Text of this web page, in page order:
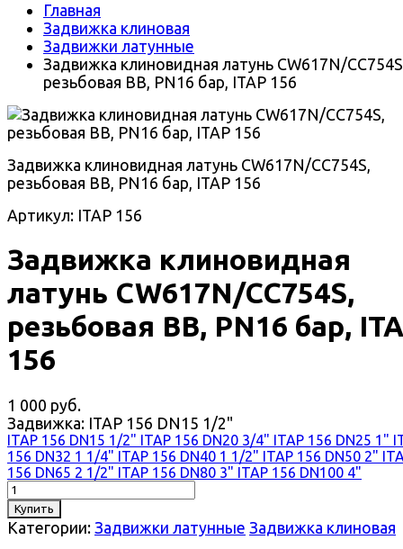
Главная
Задвижка клиновая
Задвижки латунные
Задвижка клиновидная латунь CW617N/
резьбовая ВВ, PN16 бар, ITAP 156
Задвижка клиновидная латунь CW617N/CC754S,
резьбовая ВВ, PN16 бар, ITAP 156
Артикул: ITAP 156
Задвижка клиновидная
латунь CW617N/CC754S,
резьбовая ВВ, PN16 бар,
156
1 000 руб.
Задвижка: ITAP 156 DN15 1/2"
ITAP 156 DN15 1/2" ITAP 156 DN20 3/4" ITAP 156 DN25 1"
156 DN32 1 1/4" ITAP 156 DN40 1 1/2" ITAP 156 DN50 2"
156 DN65 2 1/2" ITAP 156 DN80 3" ITAP 156 DN100 4"
Купить
Категории: Задвижки латунные Задвижка клиновая